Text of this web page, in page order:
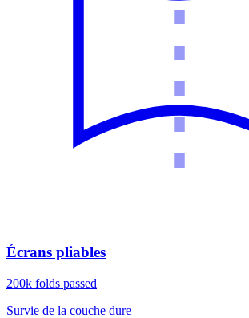
Écrans pliables
200k folds passed
Survie de la couche dure